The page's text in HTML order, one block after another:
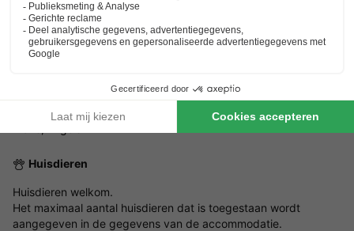
ALGEMENE INFORMATIE
Openingstijden en seizoensduur
Gesproken talen bij de receptie
Huisdieren
Huisdieren welkom.
Het maximaal aantal huisdieren dat is toegestaan wordt
aangegeven in de gegevens van de accommodatie.